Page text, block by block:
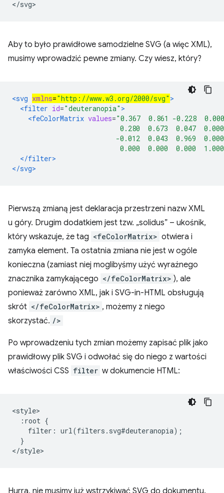
Aby to było prawidłowe samodzielne SVG (a więc XML),
musimy wprowadzić pewne zmiany. Czy wiesz, który?
<svg xmlns="http://www.w3.org/2000/svg" >
<filter id="deuteranopia" >
<feColorMatrix values="0.367  0.861 -0.228
0.280  0.673  0.047  0.000
-0.012  0.043  0.969  0.000
0.000  0.000  0.000  1.000
</filter>
</svg>
Pierwszą zmianą jest deklaracja przestrzeni nazw XML
u góry. Drugim dodatkiem jest tzw. „solidus” – ukośnik,
który wskazuje, że tag <feColorMatrix> otwiera i
zamyka element. Ta ostatnia zmiana nie jest w ogóle
konieczna (zamiast niej moglibyśmy użyć wyraźnego
znacznika zamykającego </feColorMatrix> ), ale
ponieważ zarówno XML, jak i SVG-in-HTML obsługują
skrót </feColorMatrix> , możemy z niego
skorzystać. />
Po wprowadzeniu tych zmian możemy zapisać plik jako
prawidłowy plik SVG i odwołać się do niego z wartości
właściwości CSS filter w dokumencie HTML:
<style>
  :root {
    filter: url(filters.svg#deuteranopia);
  }